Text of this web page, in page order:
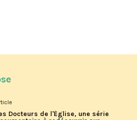
Docteurs de l'Église, une série